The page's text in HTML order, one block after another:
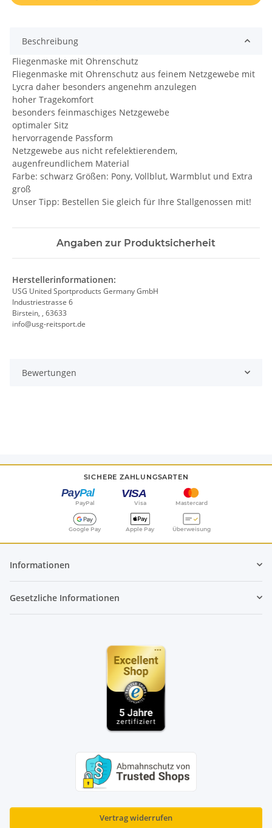
Beschreibung
Fliegenmaske mit Ohrenschutz
Fliegenmaske mit Ohrenschutz aus feinem Netzgewebe mit
Lycra daher besonders angenehm anzulegen
hoher Tragekomfort
besonders feinmaschiges Netzgewebe
optimaler Sitz
hervorragende Passform
Netzgewebe aus nicht refelektierendem,
augenfreundlichem Material
Farbe: schwarz Größen: Pony, Vollblut, Warmblut und Extra
groß
Unser Tipp: Bestellen Sie gleich für Ihre Stallgenossen mit!
Angaben zur Produktsicherheit
Herstellerinformationen:
USG United Sportproducts Germany GmbH
Industriestrasse 6
Birstein, , 63633
info@usg-reitsport.de
Bewertungen
SICHERE ZAHLUNGSARTEN
PayPal Visa Mastercard
Google Pay Apple Pay Überweisung
Informationen
Gesetzliche Informationen
Vertrag widerrufen